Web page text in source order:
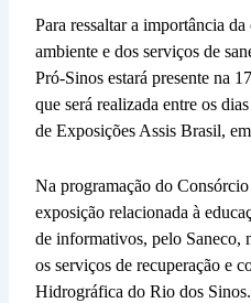
Para ressaltar a importância
ambiente e dos serviços de
Pró-Sinos estará presente na
que será realizada entre os
de Exposições Assis Brasil,
Na programação do
exposição relacionada à
de informativos, pelo Saneco,
os serviços de recuperação e
Hidrográfica do Rio dos